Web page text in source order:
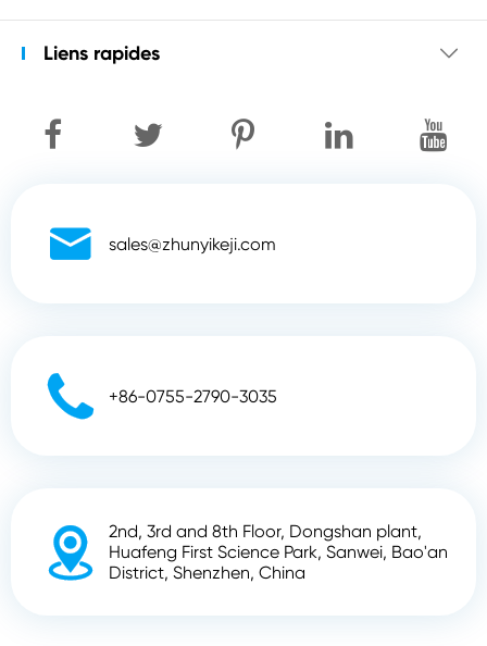
Liens rapides 
 sales@zhunyikeji.com
 +86-0755-2790-3035

2nd, 3rd and 8th Floor, Dongshan plant,
Huafeng First Science Park, Sanwei, Bao'an
District, Shenzhen, China